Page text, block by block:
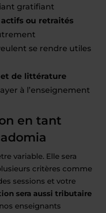
gratifiant
ou retraités
se rendre utiles
et de littérature
à l’enseignement
en tant
variable. Elle sera
critères comme
sessions et votre
sera aussi tributaire
enseignants